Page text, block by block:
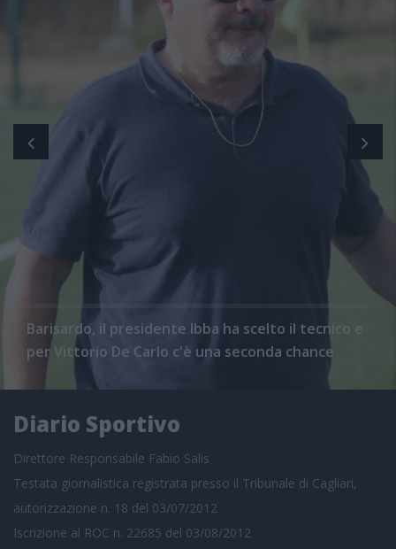
Barisardo, il presidente Ibba ha scelto il tecnico e
per Vittorio De Carlo c'è una seconda chance
Diario Sportivo
Direttore Responsabile Fabio Salis
Testata giornalistica registrata presso il Tribunale di Cagliari,
autorizzazione n. 18 del 03/07/2012
Iscrizione al ROC n. 22685 del 03/08/2012